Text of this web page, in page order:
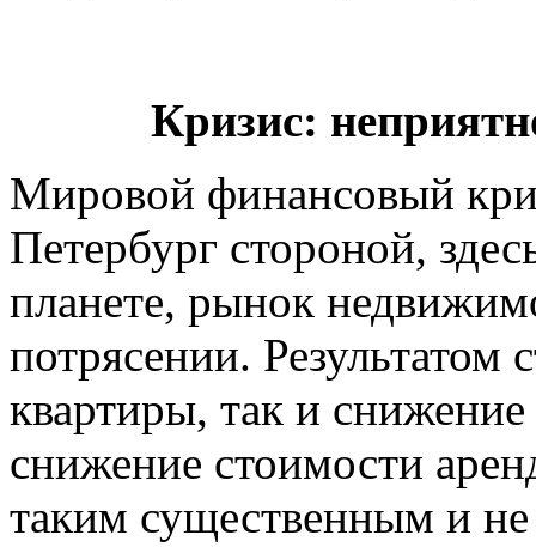
Кризис:
Мировой финансовый
Петербург стороной,
планете, рынок
потрясении. Результатом
квартиры, так и
снижение стоимости
таким существенным и не